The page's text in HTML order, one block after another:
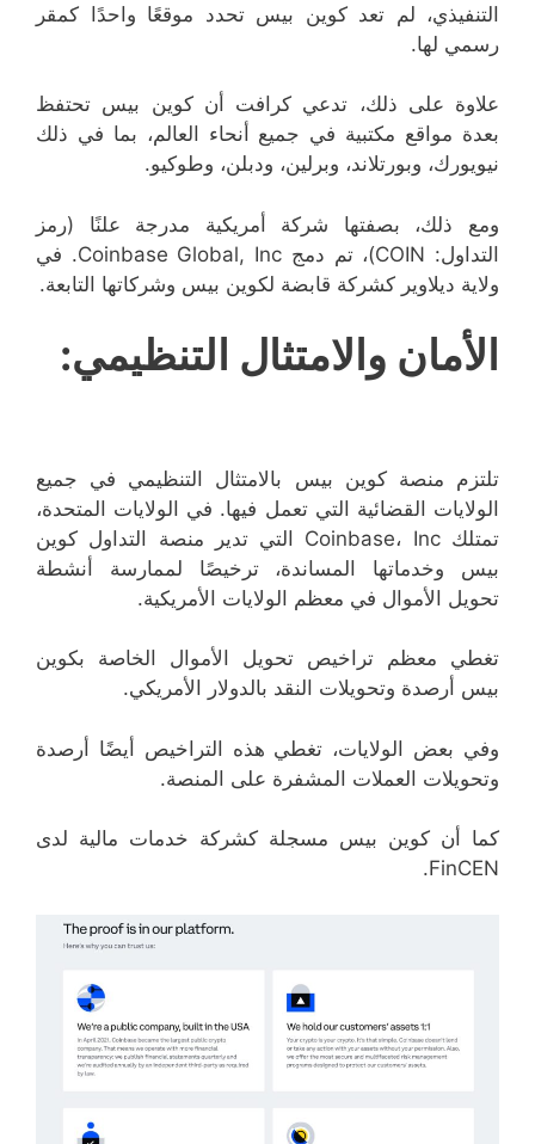
التنفيذي، لم تعد كوين بيس تحدد موقعًا واحدًا كمقر
رسمي لها.
علاوة على ذلك، تدعي كرافت أن كوين بيس تحتفظ
بعدة مواقع مكتبية في جميع أنحاء العالم، بما في ذلك
نيويورك، وبورتلاند، وبرلين، ودبلن، وطوكيو.
ومع ذلك، بصفتها شركة أمريكية مدرجة علنًا (رمز
التداول: COIN)، تم دمج Coinbase Global, Inc. في
ولاية ديلاوير كشركة قابضة لكوين بيس وشركاتها التابعة.
الأمان والامتثال التنظيمي:
تلتزم منصة كوين بيس بالامتثال التنظيمي في جميع
الولايات القضائية التي تعمل فيها. في الولايات المتحدة،
تمتلك Coinbase، Inc التي تدير منصة التداول كوين
بيس وخدماتها المساندة، ترخيصًا لممارسة أنشطة
تحويل الأموال في معظم الولايات الأمريكية.
تغطي معظم تراخيص تحويل الأموال الخاصة بكوين
بيس أرصدة وتحويلات النقد بالدولار الأمريكي.
وفي بعض الولايات، تغطي هذه التراخيص أيضًا أرصدة
وتحويلات العملات المشفرة على المنصة.
كما أن كوين بيس مسجلة كشركة خدمات مالية لدى
FinCEN.